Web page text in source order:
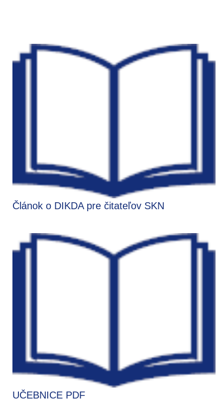
Článok o DIKDA pre čitateľov SKN
UČEBNICE PDF